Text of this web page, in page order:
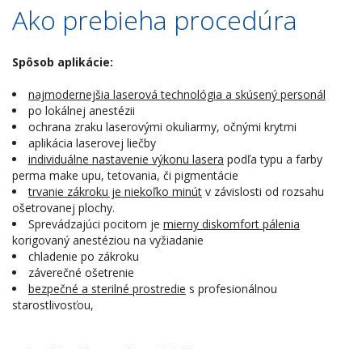
Ako prebieha procedúra
Spôsob aplikácie:
najmodernejšia laserová technológia a skúsený personál
po lokálnej anestézii
ochrana zraku laserovými okuliarmy, očnými krytmi
aplikácia laserovej liečby
individuálne nastavenie výkonu lasera podľa typu a farby
perma make upu, tetovania, či pigmentácie
trvanie zákroku je niekoľko minút v závislosti od rozsahu
ošetrovanej plochy.
Sprevádzajúci pocitom je mierny diskomfort pálenia
korigovaný anestéziou na vyžiadanie
chladenie po zákroku
záverečné ošetrenie
bezpečné a sterilné prostredie s profesionálnou
starostlivosťou,